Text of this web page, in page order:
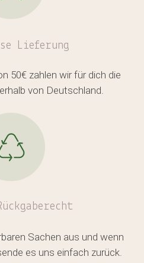
Lieferung
50€ zahlen wir für dich die
von Deutschland.
Sachen aus und wenn
es uns einfach zurück.